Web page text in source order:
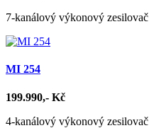
7-kanálový výkonový zesilovač
MI 254
199.990,- Kč
4-kanálový výkonový zesilovač